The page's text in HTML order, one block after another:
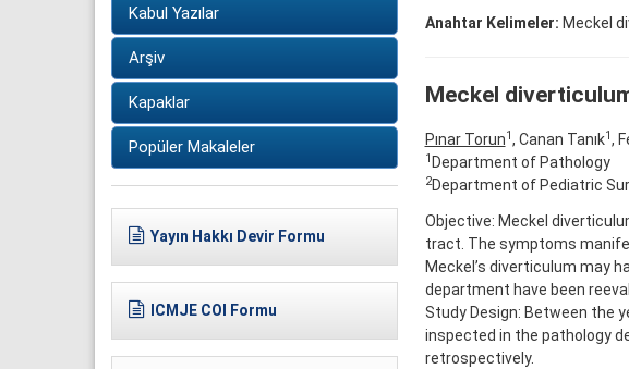
Kabul Yazılar
Arşiv
Kapaklar
Popüler Makaleler
Yayın Hakkı Devir Formu
ICMJE COI Formu
Anahtar Kelimeler: Meckel
Meckel
Pınar Torun1, Canan Tanık1,
1 Department of Pathology
2Department of Pediatric
Objective: Meckel
tract. The symptoms
Meckel’s diverticulum may
department have been
Study Design: Between the
inspected in the pathology
retrospectively.